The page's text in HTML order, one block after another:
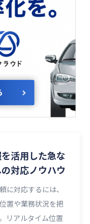
活用した急な
対応ノウハウ
に対応するには、
置や業務状況を把
リアルタイム位置